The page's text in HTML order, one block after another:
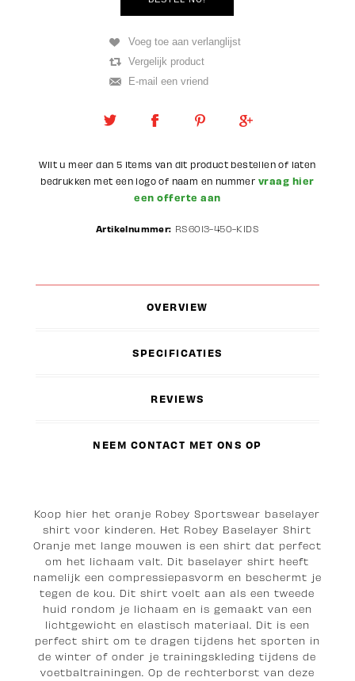
Wilt u meer dan 5 items van dit product bestellen of laten
bedrukken met een logo of naam en nummer vraag hier
een offerte aan
Artikelnummer: RS6013-450-KIDS
OVERVIEW
SPECIFICATIES
REVIEWS
NEEM CONTACT MET ONS OP
Koop hier het oranje Robey Sportswear baselayer
shirt voor kinderen. Het Robey Baselayer Shirt
Oranje met lange mouwen is een shirt dat perfect
om het lichaam valt. Dit baselayer shirt heeft
namelijk een compressiepasvorm en beschermt je
tegen de kou. Dit shirt voelt aan als een tweede
huid rondom je lichaam en is gemaakt van een
lichtgewicht en elastisch materiaal. Dit is een
perfect shirt om te dragen tijdens het sporten in
de winter of onder je trainingskleding tijdens de
voetbaltrainingen. Op de rechterborst van deze